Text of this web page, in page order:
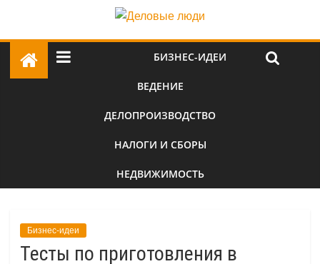
БИЗНЕС-ИДЕИ
ВЕДЕНИЕ
ДЕЛОПРОИЗВОДСТВО
НАЛОГИ И СБОРЫ
НЕДВИЖИМОСТЬ
Бизнес-идеи
Тесты по приготовления в